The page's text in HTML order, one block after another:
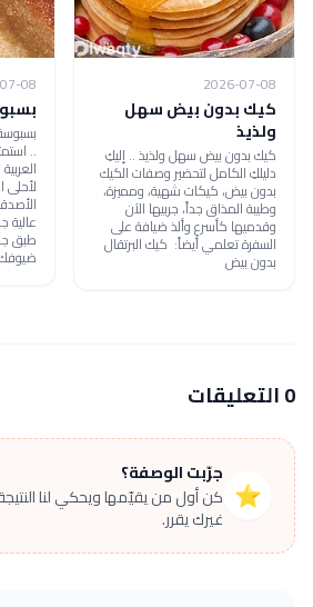
2026-07-08
كيك بدون بيض سهل
ولذيذ
كيك بدون بيض سهل ولذيذ .. إليكِ
دليلكِ الكامل لتحضير وصفات الكيك
بدون بيض، كيكات شهية، ومميزة،
وطيبة المذاق جداً، جربيها الآن
وقدميها كأسرع وألذ ضيافة على
السفرة تعلمي أيضاً: كيك البرتقال
بدون بيض
08
..
لأحلى
طبق
0 التعليقات
⭐
جرّبت الوصفة؟
كن أول من يقيّمها ويحكي لنا
غيرك يقرر.